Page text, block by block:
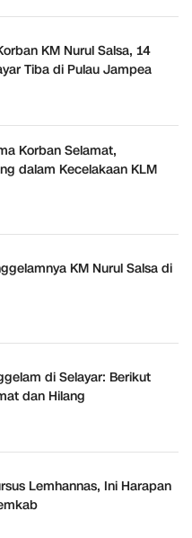
KM Nurul Salsa, 14
Tiba di Pulau Jampea
Korban Selamat,
dalam Kecelakaan KLM
KM Nurul Salsa di
di Selayar: Berikut
dan Hilang
Lemhannas, Ini Harapan